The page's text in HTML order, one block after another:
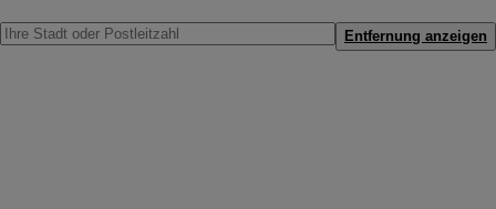
Entfernung anzeigen